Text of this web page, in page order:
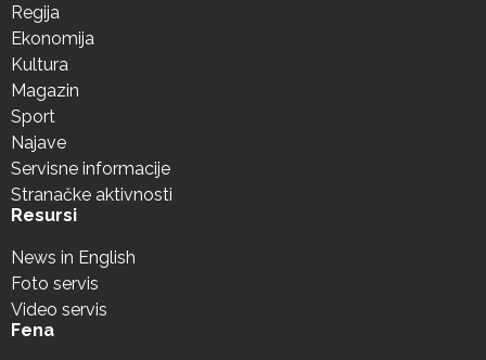
Regija
Ekonomija
Kultura
Magazin
Sport
Najave
Servisne informacije
Stranačke aktivnosti
Resursi
News in English
Foto servis
Video servis
Fena